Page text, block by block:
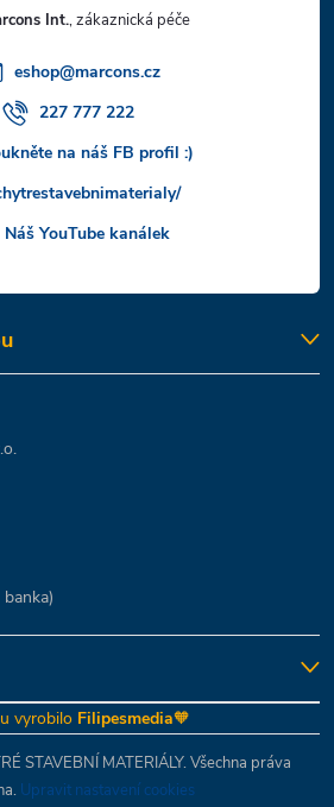
Int.
eshop@marcons.cz
227 777 222
na náš FB profil :)
Náš YouTube kanálek
vyrobilo Filipesmedia🧡
STAVEBNÍ MATERIÁLY. Všechna práva
Upravit nastavení cookies